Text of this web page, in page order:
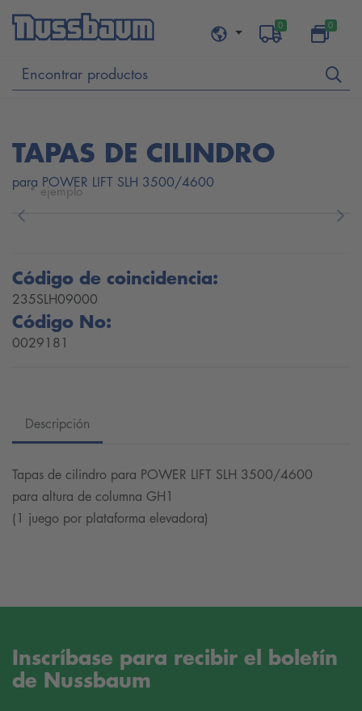
0 0
TAPAS DE CILINDRO
para POWER LIFT SLH 3500/4600
Previous
* ejemplo
Código de coincidencia:
235SLH09000
Código No:
0029181
Descripción
Tapas de cilindro para POWER LIFT SLH 3500/4600
para altura de columna GH1
(1 juego por plataforma elevadora)
Inscríbase para recibir el boletín
de Nussbaum